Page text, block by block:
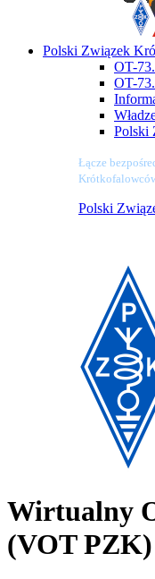
Polski Związek
OT-
OT-
Polski
Łącze
Polski
Wirtualny
(VOT PZK)